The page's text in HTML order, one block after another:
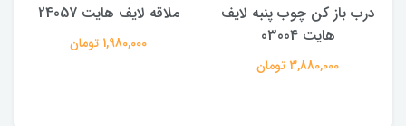
درب باز کن چوب پنبه لایف
هایت 03004
3,880,000 تومان
ملاقه لایف هایت 24057
1,980,000 تومان